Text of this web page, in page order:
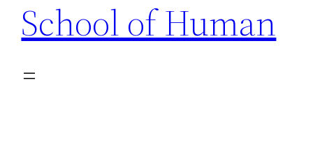
School of Human